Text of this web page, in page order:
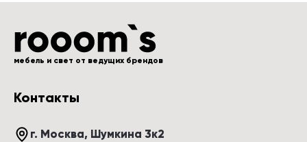
мебель и свет от ведущих брендов
Контакты
г. Москва, Шумкина 3к2